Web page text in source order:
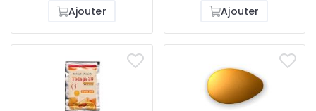
Ajouter
Ajouter